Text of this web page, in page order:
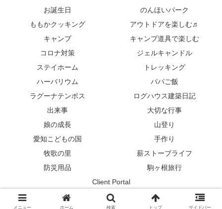
お誕生日
のんほいパーク
ももかクッキング
アウトドアを楽しむ♬
キャンプ
キャンプ道具で楽しむ
コロナ対策
ジェルキャンドル
ステイホーム
トレッキング
ハーバリウム
パパご飯
ラグーナテンボス
ログハウス建築日記
出来事
大切な行事
娘の成長
山登り
愛知こどもの国
手作り
牧歌の里
薪ストーブライフ
防災用品
駒ヶ根旅行
Client Portal
© 2018 ありがとうの人生ブログ.
メニュー ホーム 検索 トップ サイドバー